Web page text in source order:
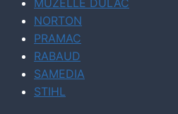
MUZELLE DULAC
NORTON
PRAMAC
RABAUD
SAMEDIA
STIHL